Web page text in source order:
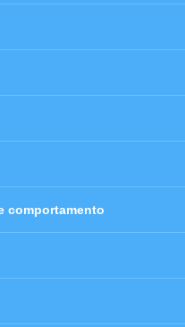
comportamento